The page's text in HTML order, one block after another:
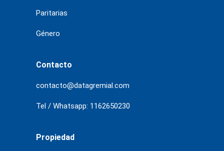
Paritarias
Género
Contacto
contacto@datagremial.com
Tel / Whatsapp: 1162650230
Propiedad